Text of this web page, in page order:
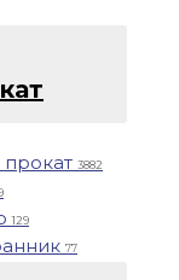
3882
129
77